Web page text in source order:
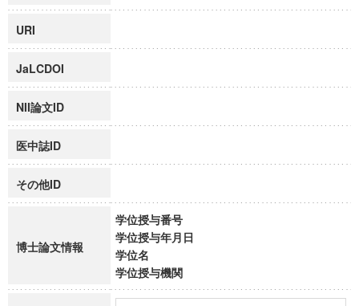
URI
JaLCDOI
NII論文ID
医中誌ID
その他ID
博士論文情報
学位授与番号
学位授与年月日
学位名
学位授与機関